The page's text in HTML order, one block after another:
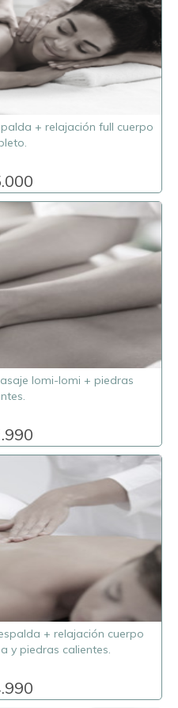
+ relajación full cuerpo
lomi-lomi + piedras
+ relajación cuerpo
y piedras calientes.